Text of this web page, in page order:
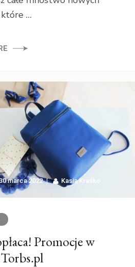
…
marca 2022 Kasia Kraśko
Promocje w